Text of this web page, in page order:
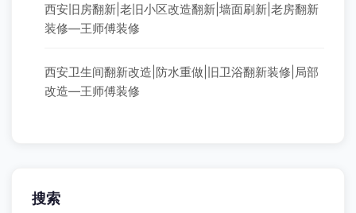
西安旧房翻新|老旧小区改造翻新|墙面刷新|老房翻新
装修—王师傅装修
西安卫生间翻新改造|防水重做|旧卫浴翻新装修|局部
改造—王师傅装修
搜索